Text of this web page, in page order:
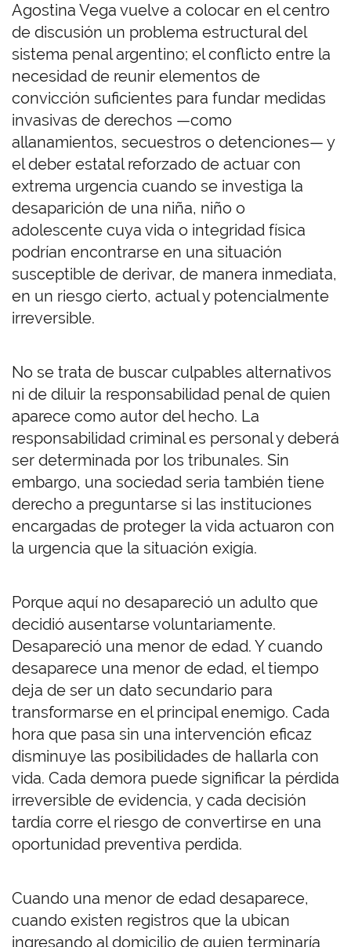
Agostina Vega vuelve a colocar en el centro
de discusión un problema estructural del
sistema penal argentino; el conflicto entre la
necesidad de reunir elementos de
convicción suficientes para fundar medidas
invasivas de derechos —como
allanamientos, secuestros o detenciones— y
el deber estatal reforzado de actuar con
extrema urgencia cuando se investiga la
desaparición de una niña, niño o
adolescente cuya vida o integridad física
podrían encontrarse en una situación
susceptible de derivar, de manera inmediata,
en un riesgo cierto, actual y potencialmente
irreversible.
No se trata de buscar culpables alternativos
ni de diluir la responsabilidad penal de quien
aparece como autor del hecho. La
responsabilidad criminal es personal y deberá
ser determinada por los tribunales. Sin
embargo, una sociedad seria también tiene
derecho a preguntarse si las instituciones
encargadas de proteger la vida actuaron con
la urgencia que la situación exigía.
Porque aquí no desapareció un adulto que
decidió ausentarse voluntariamente.
Desapareció una menor de edad. Y cuando
desaparece una menor de edad, el tiempo
deja de ser un dato secundario para
transformarse en el principal enemigo. Cada
hora que pasa sin una intervención eficaz
disminuye las posibilidades de hallarla con
vida. Cada demora puede significar la pérdida
irreversible de evidencia, y cada decisión
tardía corre el riesgo de convertirse en una
oportunidad preventiva perdida.
Cuando una menor de edad desaparece,
cuando existen registros que la ubican
ingresando al domicilio de quien terminaría